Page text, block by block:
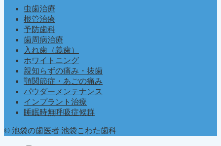
虫歯治療
根管治療
予防歯科
歯周病治療
入れ歯（義歯）
ホワイトニング
親知らずの痛み・抜歯
顎関節症・あごの痛み
パウダーメンテナンス
インプラント治療
睡眠時無呼吸症候群
© 池袋の歯医者 池袋こわた歯科